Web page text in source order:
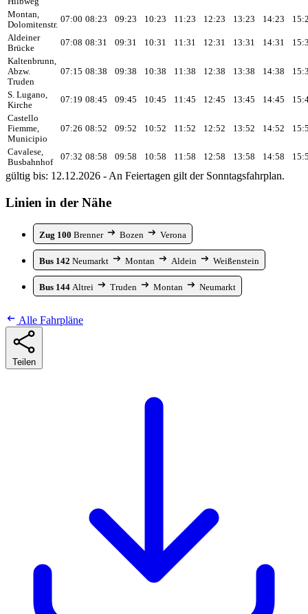
Montan,
Dolomitenstr.
07:00 08:23 09:23 10:23 11:23 12:23 13:23 14:23
Aldeiner
Brücke
07:08 08:31 09:31 10:31 11:31 12:31 13:31 14:31
Kaltenbrunn,
Abzw.
Truden
07:15 08:38 09:38 10:38 11:38 12:38 13:38 14:38
S. Lugano,
Kirche
07:19 08:45 09:45 10:45 11:45 12:45 13:45 14:45
Castello
Fiemme,
Municipio
07:26 08:52 09:52 10:52 11:52 12:52 13:52 14:52
Cavalese,
Busbahnhof
07:32 08:58 09:58 10:58 11:58 12:58 13:58 14:58
gültig bis: 12.12.2026 - An Feiertagen gilt der Sonntagsfahrplan.
Linien in der Nähe
Zug 100 Brenner Bozen Verona
Bus 142 Neumarkt Montan Aldein Weißenstein
Bus 144 Altrei Truden Montan Neumarkt
Alle Fahrpläne
Teilen